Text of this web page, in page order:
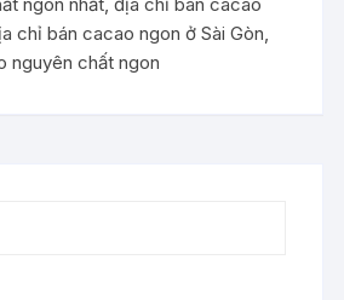
chỉ bán cacao ngon ở Sài Gòn,
nguyên chất ngon